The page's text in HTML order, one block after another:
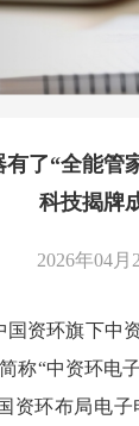
有了“全能管
科技揭牌
2026年04月
资环旗下中
称“中资环电
资环布局电